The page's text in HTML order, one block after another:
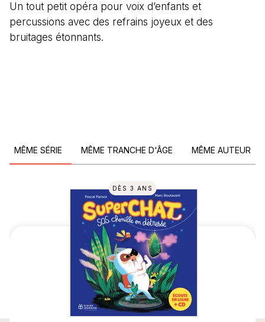
Un tout petit opéra pour voix d’enfants et
percussions avec des refrains joyeux et des
bruitages étonnants.
MÊME SÉRIE MÊME TRANCHE D'ÂGE MÊME AUTEUR
DÈS 3 ANS